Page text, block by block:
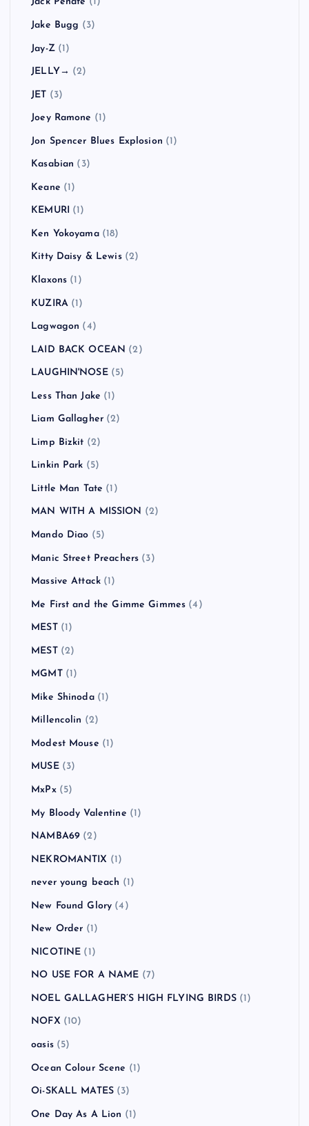
Jake Bugg (3)
Jay-Z(1)
JELLY→ (2)
JET (3)
Joey Ramone (1)
Jon Spencer Blues Explosion (1)
Kasabian (3)
Keane (1)
KEMURI (1)
Ken Yokoyama(18)
Kitty Daisy & Lewis(2)
Klaxons (1)
KUZIRA(1)
Lagwagon (4)
LAID BACK OCEAN (2)
LAUGHIN'NOSE(5)
Less Than Jake (1)
Liam Gallagher (2)
Limp Bizkit (2)
Linkin Park (5)
Little Man Tate (1)
MAN WITH A MISSION (2)
Mando Diao (5)
Manic Street Preachers (3)
Massive Attack (1)
Me First and the Gimme Gimmes (4)
MEST(1)
MEST(2)
MGMT(1)
Mike Shinoda(1)
Millencolin (2)
Modest Mouse (1)
MUSE(3)
MxPx(5)
My Bloody Valentine (1)
NAMBA69 (2)
NEKROMANTIX (1)
never young beach (1)
New Found Glory (4)
New Order (1)
NICOTINE (1)
NO USE FOR A NAME (7)
NOEL GALLAGHER’S HIGH FLYING BIRDS(1)
NOFX (10)
oasis(5)
Ocean Colour Scene (1)
Oi-SKALL MATES (3)
One Day As A Lion (1)